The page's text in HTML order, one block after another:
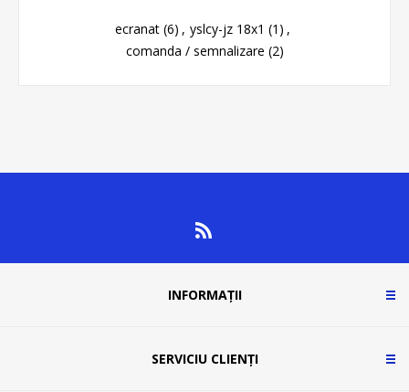
ecranat (6) , yslcy-jz 18x1 (1) ,
comanda / semnalizare (2)
INFORMAȚII
SERVICIU CLIENȚI